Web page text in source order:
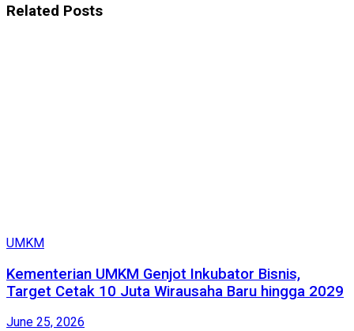
Related Posts
UMKM
Kementerian UMKM Genjot Inkubator Bisnis,
Target Cetak 10 Juta Wirausaha Baru hingga 2029
June 25, 2026